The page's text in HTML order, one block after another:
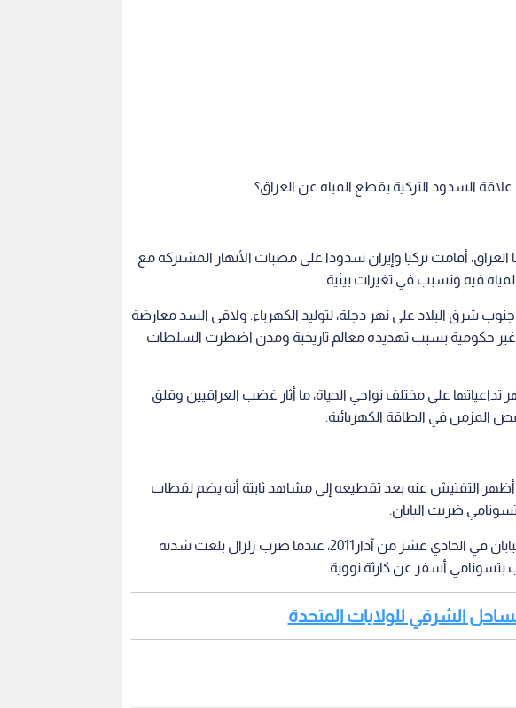
علاقة السدود التركية بقطع المياه عن العراق؟
أقامت تركيا وإيران سدودا على مصبات الأنهار المشتركة مع
فيه وتسبب في تغيرات بيئية.
"سد إليسو" في جنوب شرق البلاد على نهر دجلة، لتوليد الكهرباء. ولاقى السد معارضة
حكومية بسبب تهديده معالم تاريخية ومدن اضطرت السلطات
على مختلف نواحي الحياة، ما أثار غضب العراقيين وقلق
المزمن في الطاقة الكهربائية.
أظهر التفتيش عنه بعد تقطيعه إلى مشاهد ثابتة أنه يضم لقطات
ويبدو أن أجزاء الفيديو تصور الكارثة التي هزت اليابان في الحادي عشر من آذار2011، عندما ضرب زلزال بلغت شدته
أسفر عن كارثة نووية.
الشرقي للولايات المتحدة